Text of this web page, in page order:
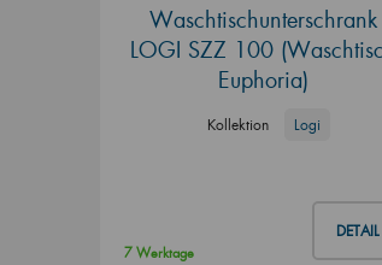
Waschtischunterschrank
LOGI SZZ 100
Euphoria)
Kollektion Logi
DETAIL
7 Werktage